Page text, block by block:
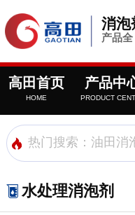
消泡
产品全
高田首页
HOME
产品中
PRODUCT
水处理消泡剂